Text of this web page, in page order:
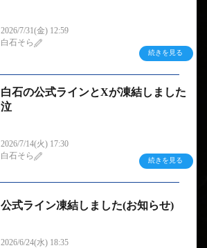
2026/7/31(金) 12:59
白石そら
続きを見る
白石の公式ラインとXが凍結しました
泣
2026/7/14(火) 17:30
白石そら
続きを見る
公式ライン凍結しました(お知らせ)
2026/6/24(水) 18:35